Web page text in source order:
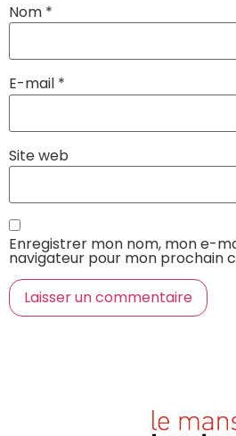
Nom *
E-mail *
Site web
Enregistrer mon nom, mon e-
navigateur pour mon prochain